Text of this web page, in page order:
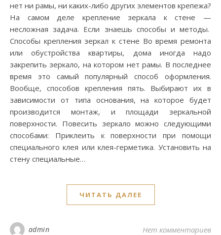
нет ни рамы, ни каких-либо других элементов крепежа?
На самом деле крепление зеркала к стене —
несложная задача. Если знаешь способы и методы.
Способы крепления зеркал к стене Во время ремонта
или обустройства квартиры, дома иногда надо
закрепить зеркало, на котором нет рамы. В последнее
время это самый популярный способ оформления.
Вообще, способов крепления пять. Выбирают их в
зависимости от типа основания, на которое будет
производится монтаж, и площади зеркальной
поверхности. Повесить зеркало можно следующими
способами: Приклеить к поверхности при помощи
специального клея или клея-герметика. Установить на
стену специальные…
ЧИТАТЬ ДАЛЕЕ
admin Нет комментариев